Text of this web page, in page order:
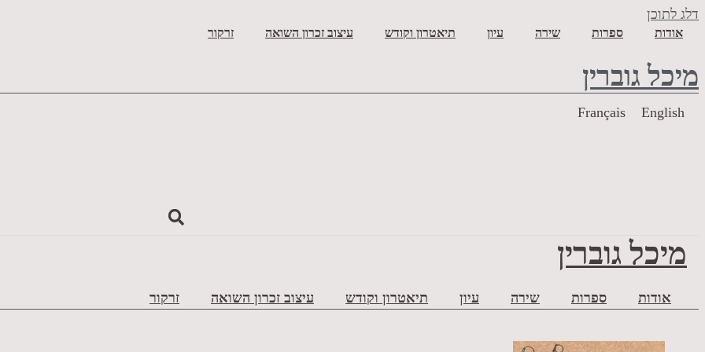
דלג לתוכן
אודות ספרות שירה עיון תיאטרון וקודש עיצוב זכרון השואה זרקור
מיכל גוברין
English
Français
מיכל גוברין
אודות ספרות שירה עיון תיאטרון וקודש עיצוב זכרון השואה זרקור